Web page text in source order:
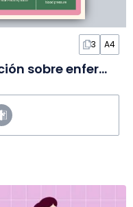
3 A4
Infografía de concienciación sobre enfermedades del corazón